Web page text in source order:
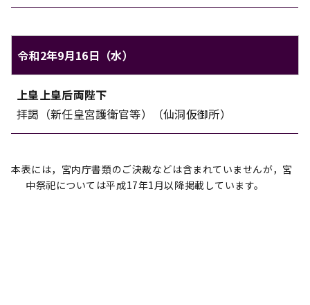
令和2年9月16日（水）
対象 内容
上皇上皇后両陛下
拝謁（新任皇宮護衛官等）（仙洞仮御所）
本表には，宮内庁書類のご決裁などは含まれていませんが，宮
中祭祀については平成17年1月以降掲載しています。